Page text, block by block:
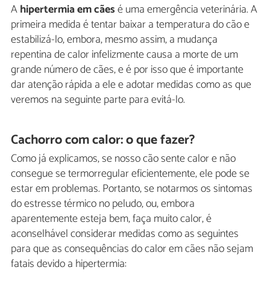
Ahipertermia em cãesé uma emergência veterinária. A
primeira medida é tentar baixar a temperatura do cão e
estabilizá-lo, embora, mesmo assim, a mudança
repentina de calor infelizmente causa a morte de um
grande número de cães, e é por isso que é importante
dar atenção rápida a ele e adotar medidas como as que
veremos na seguinte parte para evitá-lo.
Cachorro com calor: o que fazer?
Como já explicamos, se nosso cão sente calor e não
consegue se termorregular eficientemente, ele pode se
estar em problemas. Portanto, se notarmos os sintomas
do estresse térmico no peludo, ou, embora
aparentemente esteja bem, faça muito calor, é
aconselhável considerar medidas como as seguintes
para que as consequências do calor em cães não sejam
fatais devido a hipertermia: